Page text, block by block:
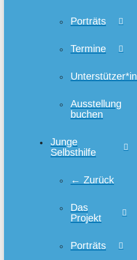
Porträts
Termine
Ausstellung
buchen
Junge
Selbsthilfe
← Zurück
Das
Projekt
Porträts